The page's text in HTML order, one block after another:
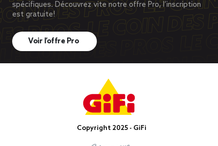
spécifiques. Découvrez vite notre offre Pro, l’inscription
est gratuite!
Voir l’offre Pro
Copyright 2025 - GiFi